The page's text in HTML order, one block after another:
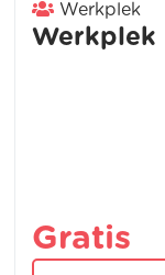
Werkplek
Werkplek
Gratis